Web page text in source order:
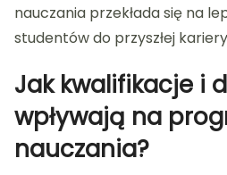
nauczania przekłada się na
studentów do przyszłej
Jak kwalifikacje i
wpływają na
nauczania?